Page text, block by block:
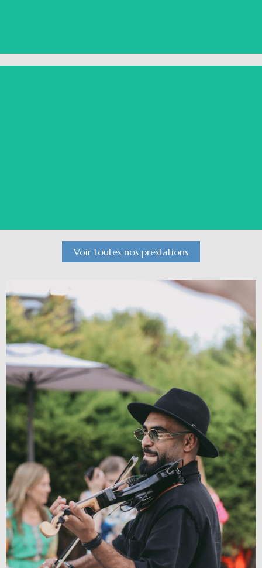
Orchestre Oriental Mariage
Voir le détail
Voir toutes nos prestations